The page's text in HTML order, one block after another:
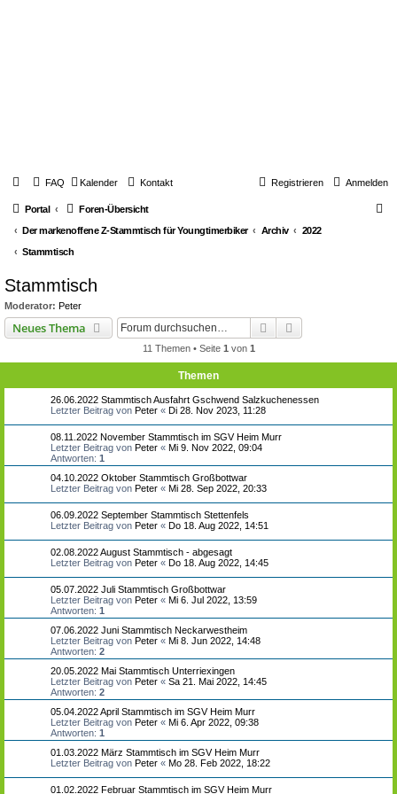
FAQ Kalender Kontakt Anmelden
Registrieren
Portal
Foren-Übersicht
Der markenoffene Z-Stammtisch für Youngtimerbiker
Archiv
2022
Stammtisch
Stammtisch
Moderator: Peter
Neues Thema Suche
11 Themen • Seite 1 von 1
Themen
26.06.2022 Stammtisch Ausfahrt Gschwend Salzkuchenessen
Letzter Beitrag von Peter « Di 28. Nov 2023, 11:28
08.11.2022 November Stammtisch im SGV Heim Murr
Letzter Beitrag von Peter « Mi 9. Nov 2022, 09:04
Antworten: 1
04.10.2022 Oktober Stammtisch Großbottwar
Letzter Beitrag von Peter « Mi 28. Sep 2022, 20:33
06.09.2022 September Stammtisch Stettenfels
Letzter Beitrag von Peter « Do 18. Aug 2022, 14:51
02.08.2022 August Stammtisch - abgesagt
Letzter Beitrag von Peter « Do 18. Aug 2022, 14:45
05.07.2022 Juli Stammtisch Großbottwar
Letzter Beitrag von Peter « Mi 6. Jul 2022, 13:59
Antworten: 1
07.06.2022 Juni Stammtisch Neckarwestheim
Letzter Beitrag von Peter « Mi 8. Jun 2022, 14:48
Antworten: 2
20.05.2022 Mai Stammtisch Unterriexingen
Letzter Beitrag von Peter « Sa 21. Mai 2022, 14:45
Antworten: 2
05.04.2022 April Stammtisch im SGV Heim Murr
Letzter Beitrag von Peter « Mi 6. Apr 2022, 09:38
Antworten: 1
01.03.2022 März Stammtisch im SGV Heim Murr
Letzter Beitrag von Peter « Mo 28. Feb 2022, 18:22
01.02.2022 Februar Stammtisch im SGV Heim Murr